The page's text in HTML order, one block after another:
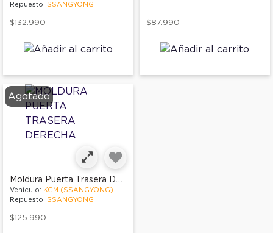
Repuesto: SSANGYONG
$132.990 $87.990
Agotado
Moldura Puerta Trasera Derecha
Vehículo: KGM (SSANGYONG)
Repuesto: SSANGYONG
$125.990